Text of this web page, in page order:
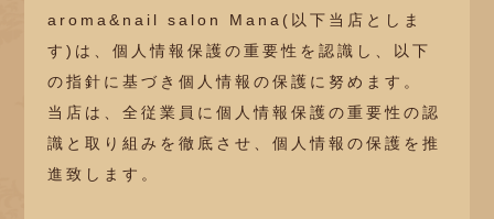
aroma&nail salon Mana(以下当店としま
す)は、個人情報保護の重要性を認識し、以下
の指針に基づき個人情報の保護に努めます。
当店は、全従業員に個人情報保護の重要性の認
識と取り組みを徹底させ、個人情報の保護を推
進致します。